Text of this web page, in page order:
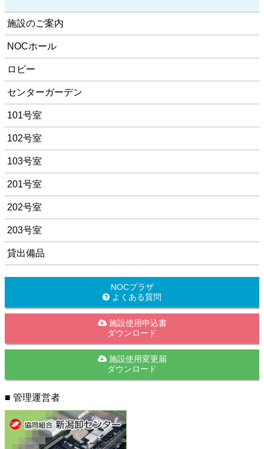
施設のご案内
NOCホール
ロビー
センターガーデン
101号室
102号室
103号室
201号室
202号室
203号室
貸出備品
NOCプラザ
よくある質問
施設使用申込書
ダウンロード
施設使用変更届
ダウンロード
■ 管理運営者